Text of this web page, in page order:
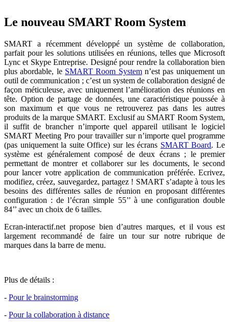
Le nouveau SMART Room System
SMART a récemment développé un système de collaboration,
parfait pour les solutions utilisées en réunions, telles que Microsoft
Lync et Skype Entreprise. Designé pour rendre la collaboration bien
plus abordable, le SMART Room Systemn’est pas uniquement un
outil de communication ; c’est un system de collaboration designé de
façon méticuleuse, avec uniquement l’amélioration des réunions en
tête. Option de partage de données, une caractéristique poussée à
son maximum et que vous ne retrouverez pas dans les autres
produits de la marque SMART. Exclusif au SMART Room System,
il suffit de brancher n’importe quel appareil utilisant le logiciel
SMART Meeting Pro pour travailler sur n’importe quel programme
(pas uniquement la suite Office) sur les écrans SMART Board. Le
système est généralement composé de deux écrans ; le premier
permettant de montrer et collaborer sur les documents, le second
pour lancer votre application de communication préférée. Ecrivez,
modifiez, créez, sauvegardez, partagez ! SMART s’adapte à tous les
besoins des différentes salles de réunion en proposant différentes
configuration : de l’écran simple 55’’ à une configuration double
84’’ avec un choix de 6 tailles.
Ecran-interactif.net propose bien d’autres marques, et il vous est
largement recommandé de faire un tour sur notre rubrique de
marques dans la barre de menu.
Plus de détails :
- Pour le brainstorming
- Pour la collaboration à distance